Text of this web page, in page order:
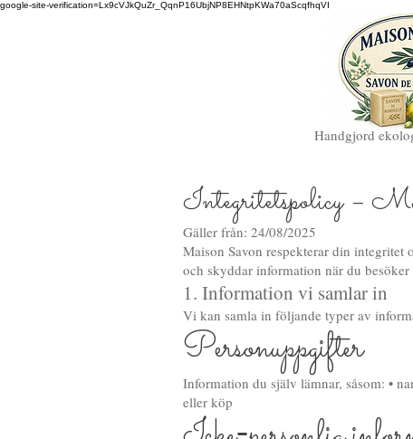
google-site-verification=Lx9cVJkQuZr_QqnP16UbjNP8EHNtpKWa70aScqfhqVI
Handgjord
Integritetspolicy –
Gäller från: 24/08/2025
Maison Savon respekterar din
och skyddar information när du besöker
1. Information vi samlar in
Vi kan samla in följande typer av
Personuppgifter
Information du själv lämnar, såsom: •
eller köp